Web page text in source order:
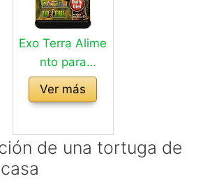
abundante fibra
minerales -
alimento para
tortugas
terrestres
Exo Terra Alime
nto para
Tortuga Juvenil
Europea - 540
Ver más
de una tortuga de